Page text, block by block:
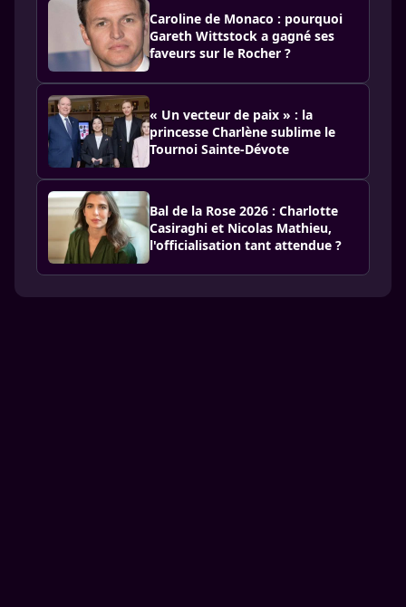
Caroline de Monaco : pourquoi
Gareth Wittstock a gagné ses
faveurs sur le Rocher ?
« Un vecteur de paix » : la
princesse Charlène sublime le
Tournoi Sainte-Dévote
Bal de la Rose 2026 : Charlotte
Casiraghi et Nicolas Mathieu,
l'officialisation tant attendue ?